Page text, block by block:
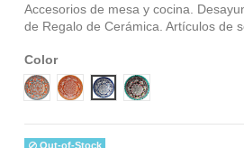
Accesorios de mesa y cocina.
de Regalo de Cerámica. Artículos de
Color
Diseño 1Diseño 2Diseño 3Diseño 4
Out-of-Stock